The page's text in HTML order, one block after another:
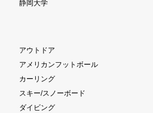
静岡大学
アウトドア
アメリカンフットボール
カーリング
スキー/スノーボード
ダイビング